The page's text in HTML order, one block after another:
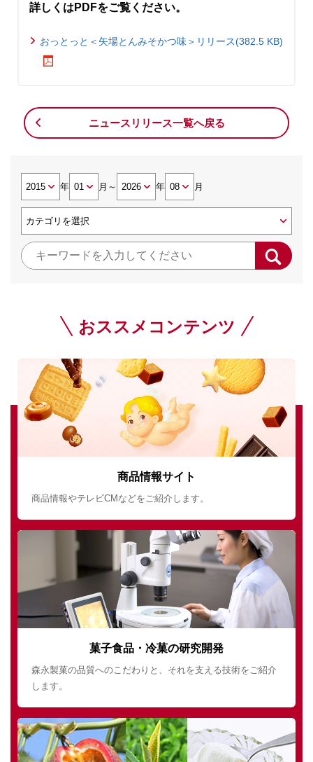
詳しくはPDFをご覧ください。
おっとっと＜矢場とんみそかつ味＞リリース(382.5 KB)
ニュースリリース一覧へ戻る
年 月 ～ 年 月
おススメコンテンツ
商品情報サイト
商品情報やテレビCMなどをご紹介します。
菓子食品・冷菓の研究開発
森永製菓の品質へのこだわりと、それを支える技術をご紹介
します。